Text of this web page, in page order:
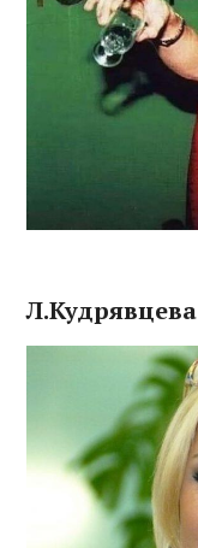
Л.Кудрявцева